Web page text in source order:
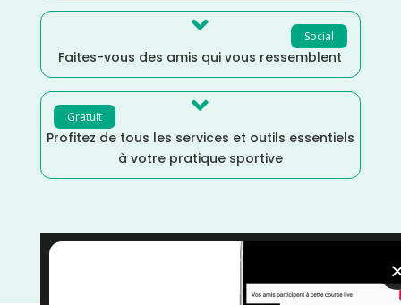
Social

Faites-vous des amis qui vous ressemblent
Gratuit 
Profitez de tous les services et outils essentiels
à votre pratique sportive
courses